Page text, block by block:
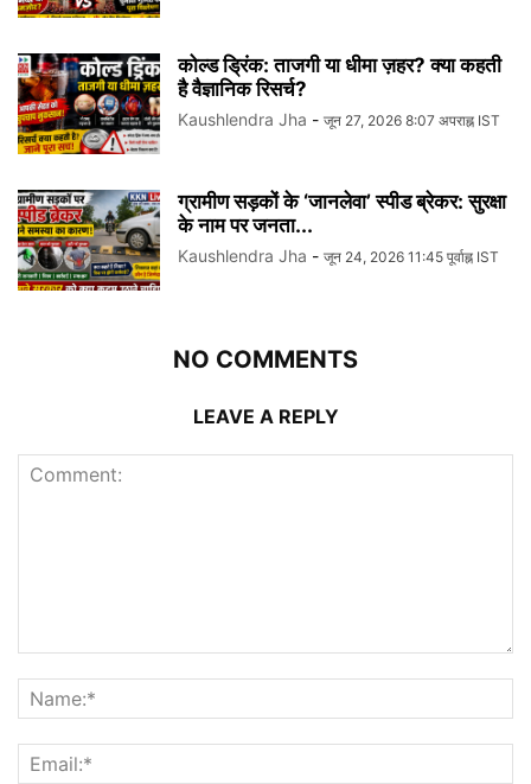
कोल्ड ड्रिंक: ताजगी या धीमा ज़हर? क्या कहती
है वैज्ञानिक रिसर्च?
Kaushlendra Jha - जून 27, 2026 8:07 अपराह्न IST
ग्रामीण सड़कों के ‘जानलेवा’ स्पीड ब्रेकर: सुरक्षा
के नाम पर जनता...
Kaushlendra Jha - जून 24, 2026 11:45 पूर्वाह्न IST
NO COMMENTS
LEAVE A REPLY